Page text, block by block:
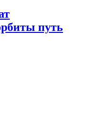
путь